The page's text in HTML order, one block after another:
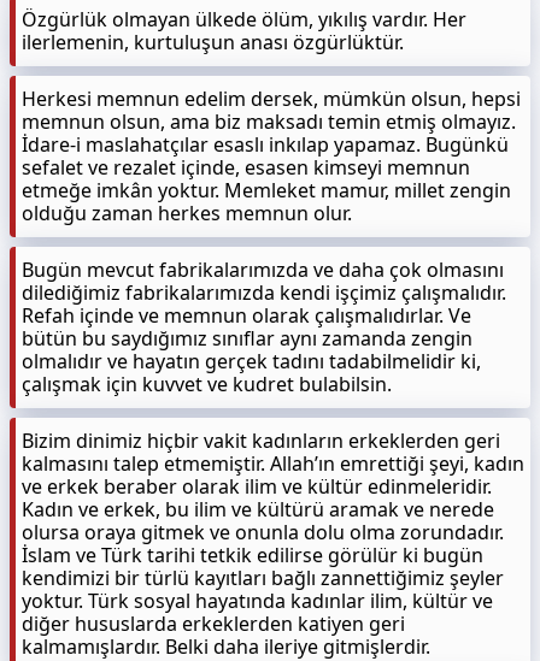
Özgürlük olmayan ülkede ölüm, yıkılış vardır. Her
ilerlemenin, kurtuluşun anası özgürlüktür.
Herkesi memnun edelim dersek, mümkün olsun, hepsi
memnun olsun, ama biz maksadı temin etmiş olmayız.
İdare-i maslahatçılar esaslı inkılap yapamaz. Bugünkü
sefalet ve rezalet içinde, esasen kimseyi memnun
etmeğe imkân yoktur. Memleket mamur, millet zengin
olduğu zaman herkes memnun olur.
Bugün mevcut fabrikalarımızda ve daha çok olmasını
dilediğimiz fabrikalarımızda kendi işçimiz çalışmalıdır.
Refah içinde ve memnun olarak çalışmalıdırlar. Ve
bütün bu saydığımız sınıflar aynı zamanda zengin
olmalıdır ve hayatın gerçek tadını tadabilmelidir ki,
çalışmak için kuvvet ve kudret bulabilsin.
Bizim dinimiz hiçbir vakit kadınların erkeklerden geri
kalmasını talep etmemiştir. Allah’ın emrettiği şeyi, kadın
ve erkek beraber olarak ilim ve kültür edinmeleridir.
Kadın ve erkek, bu ilim ve kültürü aramak ve nerede
olursa oraya gitmek ve onunla dolu olma zorundadır.
İslam ve Türk tarihi tetkik edilirse görülür ki bugün
kendimizi bir türlü kayıtları bağlı zannettiğimiz şeyler
yoktur. Türk sosyal hayatında kadınlar ilim, kültür ve
diğer hususlarda erkeklerden katiyen geri
kalmamışlardır. Belki daha ileriye gitmişlerdir.